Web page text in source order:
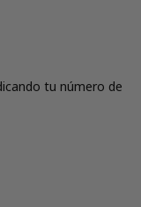
tu número de